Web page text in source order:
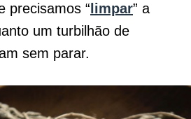
precisamos “ limpar” a
um turbilhão de
sem parar.